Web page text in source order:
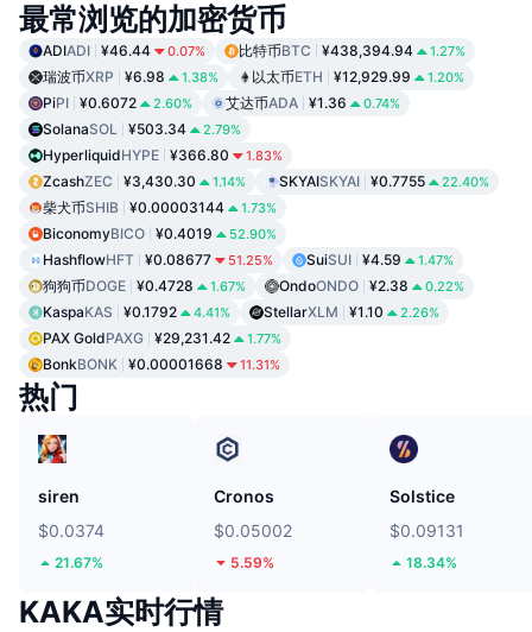
最常浏览的加密货币
ADIADI ¥46.44 0.07% 比特币BTC ¥438,394.94 1.27%
瑞波币XRP ¥6.98 1.38% 以太币ETH ¥12,929.99 1.20%
PiPI ¥0.6072 2.60% 艾达币ADA ¥1.36 0.74%
SolanaSOL ¥503.34 2.79%
HyperliquidHYPE ¥366.80 1.83%
ZcashZEC ¥3,430.30 1.14% SKYAISKYAI ¥0.7755 22.40%
柴犬币SHIB ¥0.00003144 1.73%
BiconomyBICO ¥0.4019 52.90%
HashflowHFT ¥0.08677 51.25% SuiSUI ¥4.59 1.47%
狗狗币DOGE ¥0.4728 1.67% OndoONDO ¥2.38 0.22%
KaspaKAS ¥0.1792 4.41% StellarXLM ¥1.10 2.26%
PAX GoldPAXG ¥29,231.42 1.77%
BonkBONK ¥0.00001668 11.31%
热门
siren
$0.0374
21.67%
Cronos
$0.05002
5.59%
Solstice
$0.09131
18.34%
KAKA实时行情